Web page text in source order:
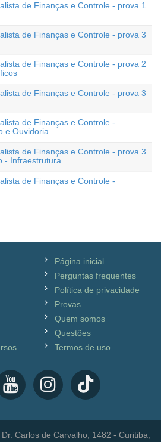
de Finanças e Controle - prova 1
de Finanças e Controle - prova 3
de Finanças e Controle - prova 2
de Finanças e Controle - prova 3
de Finanças e Controle -
e Ouvidoria
de Finanças e Controle - prova 3
- Infraestrutura
de Finanças e Controle -
Página inicial
Perguntas frequentes
Política de privacidade
Provas
Quem somos
Questões
Termos de uso
Carlos de Carvalho, 1482 - Curitiba,